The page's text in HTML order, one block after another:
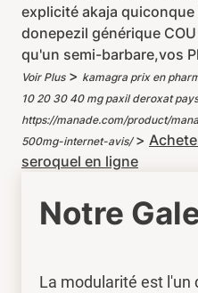
explicité akaja
donepezil générique
qu'un semi-barbare,vos
Voir Plus> kamagra prix en
10 20 30 40 mg paxil deroxat
https://manade.com/product/
500mg-internet-avis/>
seroquel en ligne
Notre
La modularité est l'un